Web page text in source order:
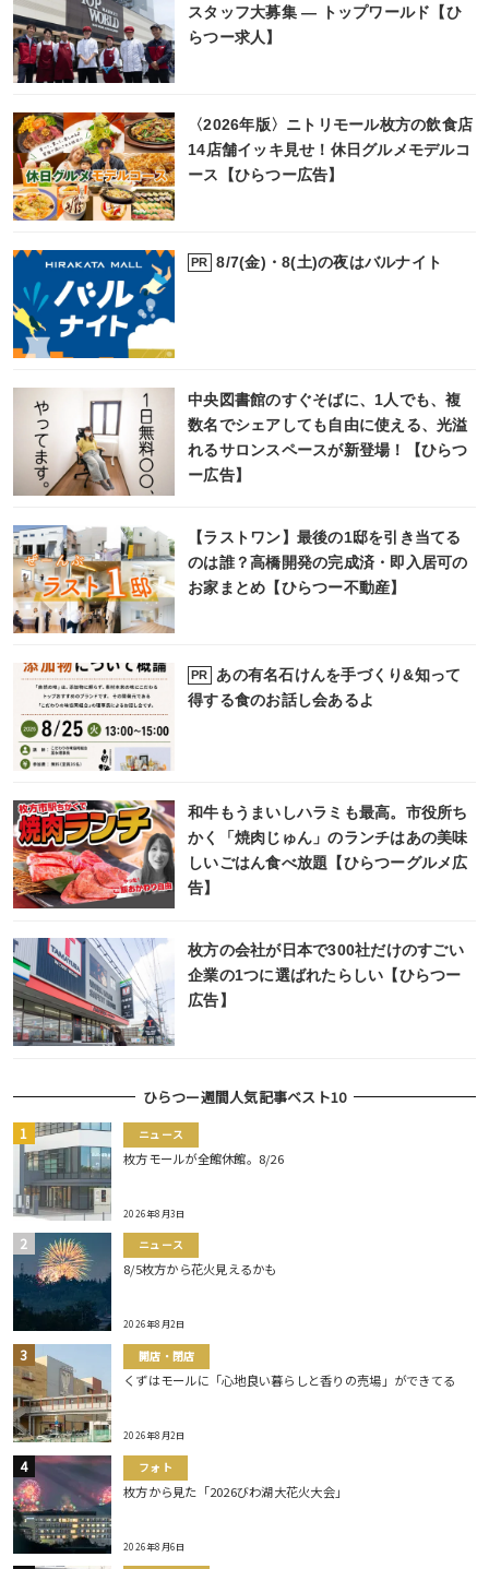
スタッフ大募集 ― トップワールド【ひ
らつー求人】
〈2026年版〉ニトリモール枚方の飲食店
14店舗イッキ見せ！休日グルメモデルコ
ース【ひらつー広告】
PR 8/7(金)・8(土)の夜はバルナイト
中央図書館のすぐそばに、1人でも、複
数名でシェアしても自由に使える、光溢
れるサロンスペースが新登場！【ひらつ
ー広告】
【ラストワン】最後の1邸を引き当てる
のは誰？高橋開発の完成済・即入居可の
お家まとめ【ひらつー不動産】
PR
あの有名石けんを手づくり&知って
得する食のお話し会あるよ
和牛もうまいしハラミも最高。市役所ち
かく「焼肉じゅん」のランチはあの美味
しいごはん食べ放題【ひらつーグルメ広
告】
枚方の会社が日本で300社だけのすごい
企業の1つに選ばれたらしい【ひらつー
広告】
ひらつー週間人気記事ベスト10
ニュース
枚方モールが全館休館。8/26
2026年8月3日
ニュース
8/5枚方から花火見えるかも
2026年8月2日
開店・閉店
くずはモールに「心地良い暮らしと香りの売場」ができてる
2026年8月2日
フォト
枚方から見た「2026びわ湖大花火大会」
2026年8月6日